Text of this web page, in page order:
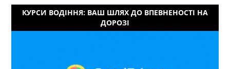
КУРСИ ВОДІННЯ: ВАШ ШЛЯХ ДО ВПЕВНЕНОСТІ НА
ДОРОЗІ